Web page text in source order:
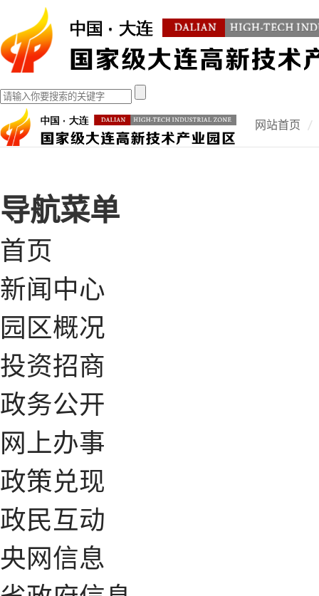
网站首页
导航菜单
首页
新闻中心
园区概况
投资招商
政务公开
网上办事
政策兑现
政民互动
央网信息